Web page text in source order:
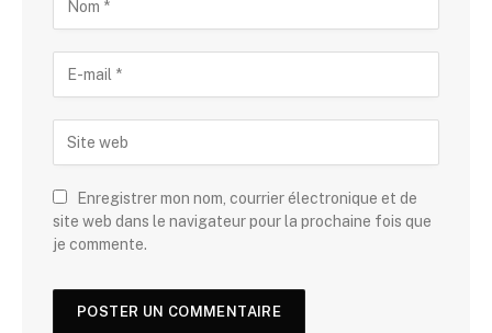
Enregistrer mon nom, courrier électronique et de
site web dans le navigateur pour la prochaine fois que
je commente.